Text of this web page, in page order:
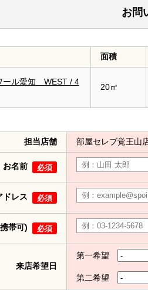
お問
面積
ール愛知 WEST / 4
20㎡
担当店舗 部屋セレブ覚王山
お名前 必須
ドレス 必須
帯可) 必須
来店希望日
第一希望
第二希望